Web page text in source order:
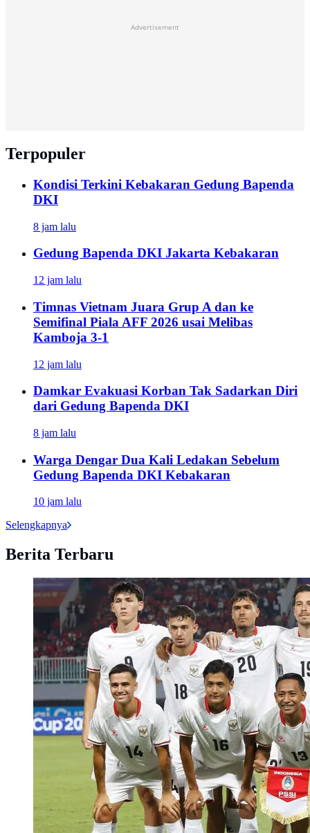
Advertisement
Terpopuler
Kondisi Terkini Kebakaran Gedung Bapenda
DKI
8 jam lalu
Gedung Bapenda DKI Jakarta Kebakaran
12 jam lalu
Timnas Vietnam Juara Grup A dan ke
Semifinal Piala AFF 2026 usai Melibas
Kamboja 3-1
12 jam lalu
Damkar Evakuasi Korban Tak Sadarkan Diri
dari Gedung Bapenda DKI
8 jam lalu
Warga Dengar Dua Kali Ledakan Sebelum
Gedung Bapenda DKI Kebakaran
10 jam lalu
Selengkapnya
Berita Terbaru